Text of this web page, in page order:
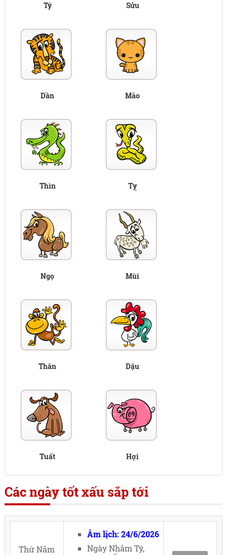
Tý Sửu
Dần Mão
Thìn Tỵ
Ngọ Mùi
Thân Dậu
Tuất Hợi
Các ngày tốt xấu sắp tới
Thứ Năm
Âm lịch: 24/6/2026
Ngày Nhâm Tý,